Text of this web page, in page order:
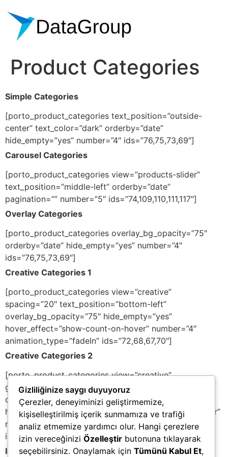
Product Categories
Simple Categories
[porto_product_categories text_position=”outside-
center” text_color=”dark” orderby=”date”
hide_empty=”yes” number=”4″ ids=”76,75,73,69″]
Carousel Categories
[porto_product_categories view=”products-slider”
text_position=”middle-left” orderby=”date”
pagination=”” number=”5″ ids=”74,109,110,111,117″]
Overlay Categories
[porto_product_categories overlay_bg_opacity=”75″
orderby=”date” hide_empty=”yes” number=”4″
ids=”76,75,73,69″]
Creative Categories 1
[porto_product_categories view=”creative”
spacing=”20″ text_position=”bottom-left”
overlay_bg_opacity=”75″ hide_empty=”yes”
hover_effect=”show-count-on-hover” number=”4″
animation_type=”fadeIn” ids=”72,68,67,70″]
Creative Categories 2
[porto_product_categories view=”creative”
grid_layout=”2″ text_position=”bottom-left”
overlay_bg_opacity=”25″ orderby=”date”
hide_empty=”yes” hover_effect=”show-count-on-hover”
number=”5″ animation_type=”fadeIn”
ids=”72,68,67,71,70″]
Icon Categories
Gizliliğinize saygı duyuyoruz
Çerezler, deneyiminizi geliştirmemize,
kişiselleştirilmiş içerik sunmamıza ve trafiği
analiz etmemize yardımcı olur. Hangi çerezlere
izin vereceğinizi Özelleştir butonuna tıklayarak
seçebilirsiniz. Onaylamak için Tümünü Kabul Et,